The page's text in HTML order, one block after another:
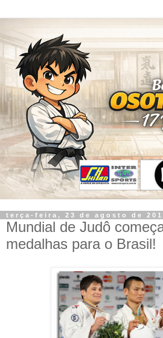
terça-feira, 23 de agosto de
Mundial de Judô
medalhas para o Brasil!